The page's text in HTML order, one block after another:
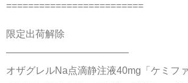
=========================
限定出荷解除
————————————–
オザグレルNa点滴静注液40mg「ケミファ